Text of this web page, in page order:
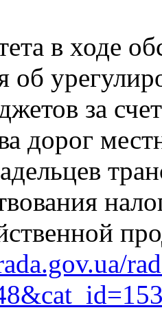
в ходе
об
за
дорог